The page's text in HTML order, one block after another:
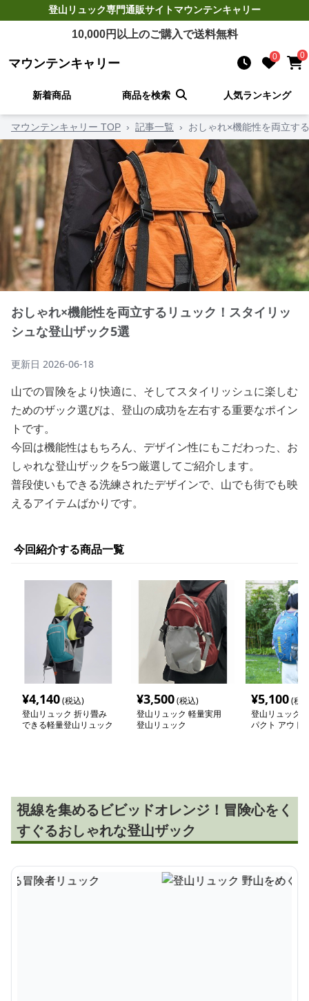
登山リュック専門通販サイトマウンテンキャリー
10,000円以上のご購入で送料無料
マウンテンキャリー 0 0
新着商品 商品を検索 人気ランキング
マウンテンキャリー TOP › 記事一覧 › おしゃれ×機能性を両立す
おしゃれ×機能性を両立するリュック！スタイリッ
シュな登山ザック5選
更新日 2026-06-18
山での冒険をより快適に、そしてスタイリッシュに楽しむ
ためのザック選びは、登山の成功を左右する重要なポイン
トです。
今回は機能性はもちろん、デザイン性にもこだわった、お
しゃれな登山ザックを5つ厳選してご紹介します。
普段使いもできる洗練されたデザインで、山でも街でも映
えるアイテムばかりです。
今回紹介する商品一覧
¥4,140(税込)
登山リュック 折り畳み
できる軽量登山リュック
¥3,500(税込)
登山リュック 軽量実用
登山リュック
¥5,100(税
登山リュック
パクト アウト
視線を集めるビビッドオレンジ！冒険心をく
すぐるおしゃれな登山ザック